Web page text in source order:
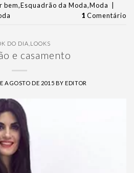
bem,Esquadrão da Moda,Moda |
1 Comentário
DO DIA LOOKS
e casamento
AGOSTO DE 2015 BYEDITOR